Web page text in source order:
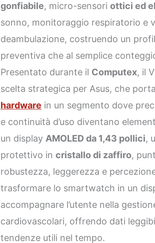
gonfiabile, micro-sensoriottici ed
sonno, monitoraggio respiratorio e
deambulazione, costruendo un
preventiva che al semplice
Presentato durante il Computex, il
scelta strategica per Asus, che
hardware in un segmento dove
e continuità d’uso diventano
un displayAMOLED da 1,43 pollici,
protettivo incristallo di zaffiro,
robustezza, leggerezza e
trasformare lo smartwatch in un
accompagnare l’utente nella
cardiovascolari, offrendo dati
tendenze utili nel tempo.